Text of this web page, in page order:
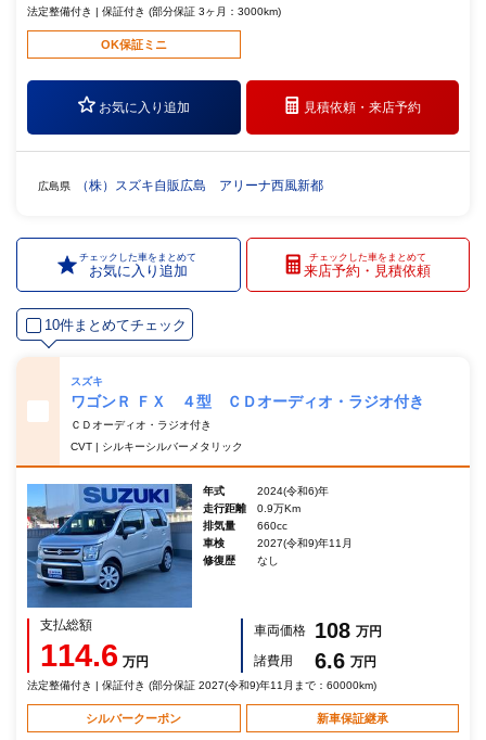
法定整備付き | 保証付き (部分保証 3ヶ月：3000km)
OK保証ミニ
お気に入り追加 見積依頼・来店予約
広島県 （株）スズキ自販広島 アリーナ西風新都
チェックした車をまとめて
お気に入り追加
チェックした車をまとめて
来店予約・見積依頼
10件まとめてチェック
スズキ
ワゴンＲ ＦＸ ４型 ＣＤオーディオ・ラジオ付き
ＣＤオーディオ・ラジオ付き
CVT | シルキーシルバーメタリック
年式
2024(令和6)年
走行距離
0.9万Km
排気量
660cc
車検
2027(令和9)年11月
修復歴
なし
支払総額
114.6 万円
車両価格 108 万円
諸費用
6.6 万円
法定整備付き | 保証付き (部分保証 2027(令和9)年11月まで：60000km)
シルバークーポン 新車保証継承